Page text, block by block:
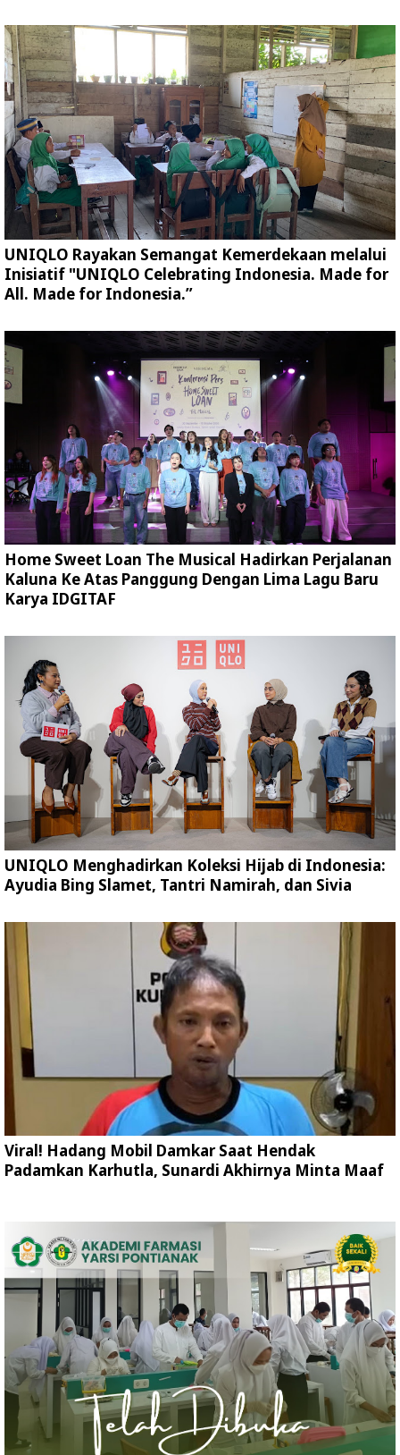
UNIQLO Rayakan Semangat Kemerdekaan melalui
Inisiatif "UNIQLO Celebrating Indonesia. Made for
All. Made for Indonesia.”
Home Sweet Loan The Musical Hadirkan Perjalanan
Kaluna Ke Atas Panggung Dengan Lima Lagu Baru
Karya IDGITAF
UNIQLO Menghadirkan Koleksi Hijab di Indonesia:
Ayudia Bing Slamet, Tantri Namirah, dan Sivia
Viral! Hadang Mobil Damkar Saat Hendak
Padamkan Karhutla, Sunardi Akhirnya Minta Maaf